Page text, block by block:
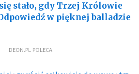
stało, gdy Trzej Królowie
w pięknej balladzie
DEON.PL POLECA